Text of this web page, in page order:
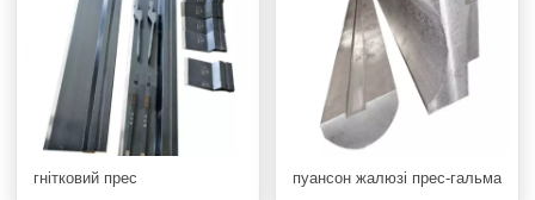
гнітковий прес пуансон жалюзі прес-гальма